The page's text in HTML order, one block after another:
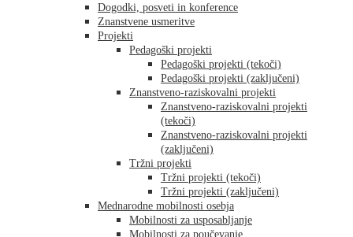
Dogodki, posveti in konference
Znanstvene usmeritve
Projekti
Pedagoški projekti
Pedagoški projekti (tekoči)
Pedagoški projekti (zaključeni)
Znanstveno-raziskovalni projekti
Znanstveno-raziskovalni projekti
(tekoči)
Znanstveno-raziskovalni projekti
(zaključeni)
Tržni projekti
Tržni projekti (tekoči)
Tržni projekti (zaključeni)
Mednarodne mobilnosti osebja
Mobilnosti za usposabljanje
Mobilnosti za poučevanje